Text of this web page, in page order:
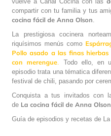
compartir con tu familia y tus
cocina fácil de Anna Olson
La prestigiosa cocinera
riquísimos menús como
Pollo asado a las finas hierbas
con merengue
Todo ello, en
episodio trata una tématica
festival de chili, pasando por
Conquista a tus invitados con
de La cocina fácil de Anna Olson
Guía de episodios y recetas de